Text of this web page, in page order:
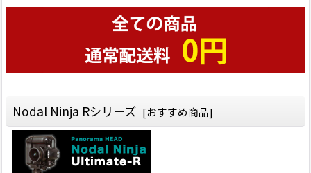
Nodal Ninja Rシリーズ [おすすめ商品]